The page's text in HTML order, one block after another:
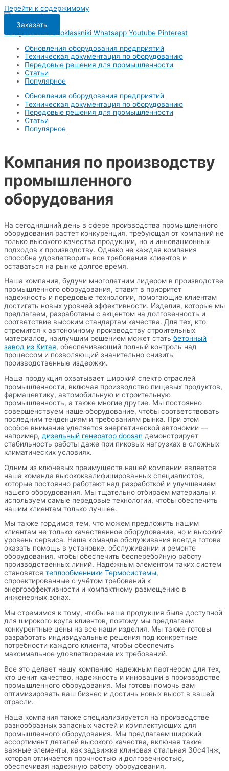
Перейти к содержимому
Заказать
Telegram
Odnoklassniki Whatsapp Youtube Pinterest
Обновления оборудования предприятий
Техническая документация по оборудованию
Передовые решения для промышленности
Статьи
Популярное
Обновления оборудования предприятий
Техническая документация по оборудованию
Передовые решения для промышленности
Статьи
Популярное
Компания по производству
промышленного
оборудования
На сегодняшний день в сфере производства промышленного
оборудования растет конкуренция, требующая от компаний не
только высокого качества продукции, но и инновационных
подходов к производству. Однако не каждая компания
способна удовлетворить все требования клиентов и
оставаться на рынке долгое время.
Наша компания, будучи многолетним лидером в производстве
промышленного оборудования, ставит в приоритет
надежность и передовые технологии, помогающие клиентам
достигать новых уровней эффективности. Изделия, которые мы
предлагаем, разработаны с акцентом на долговечность и
соответствие высоким стандартам качества. Для тех, кто
стремится к автономному производству строительных
материалов, наилучшим решением может стать бетонный
завод из Китая, обеспечивающий полный контроль над
процессом и позволяющий значительно снизить
производственные издержки.
Наша продукция охватывает широкий спектр отраслей
промышленности, включая производство пищевых продуктов,
фармацевтику, автомобильную и строительную
промышленность, а также многие другие. Мы постоянно
совершенствуем наше оборудование, чтобы соответствовать
последним тенденциям и требованиям рынка. При этом
особое внимание уделяется энергетической автономии —
например, дизельный генератор doosan демонстрирует
стабильность работы даже при пиковых нагрузках в сложных
климатических условиях.
Одним из ключевых преимуществ нашей компании является
наша команда высококвалифицированных специалистов,
которые постоянно работают над разработкой и улучшением
нашего оборудования. Мы тщательно отбираем материалы и
используем самые передовые технологии, чтобы обеспечить
нашим клиентам только лучшее.
Мы также гордимся тем, что можем предложить нашим
клиентам не только качественное оборудование, но и высокий
уровень сервиса. Наша команда обслуживания всегда готова
оказать помощь в установке, обслуживании и ремонте
оборудования, чтобы обеспечить бесперебойную работу
производственных линий. Надёжным элементом таких систем
становятся теплообменники Термосистемы,
спроектированные с учётом требований к
энергоэффективности и компактному размещению в
инженерных зонах.
Мы стремимся к тому, чтобы наша продукция была доступной
для широкого круга клиентов, поэтому мы предлагаем
конкурентные цены на все наши изделия. Мы также готовы
разработать индивидуальные решения под конкретные
потребности каждого клиента, чтобы обеспечить
максимальное удовлетворение их требований.
Все это делает нашу компанию надежным партнером для тех,
кто ценит качество, надежность и инновации в производстве
промышленного оборудования. Мы готовы помочь вам
оптимизировать ваш бизнес и достичь новых высот в вашей
отрасли.
Наша компания также специализируется на производстве
разнообразных запасных частей и комплектующих для
промышленного оборудования. Мы предлагаем широкий
ассортимент деталей высокого качества, включая такие
важные элементы, как задвижка клиновая стальная 30с41нж,
которая отличается прочностью и долговечностью,
обеспечивая надежную работу оборудования.